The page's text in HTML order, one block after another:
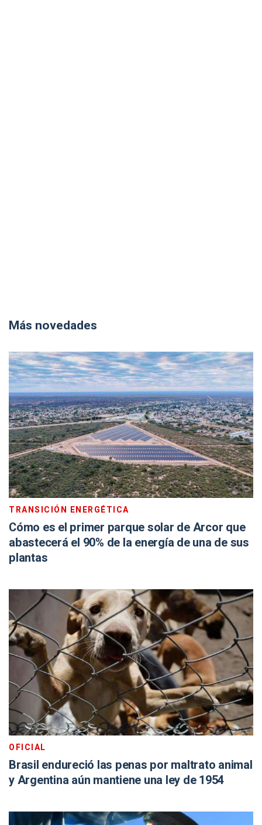
Más novedades
TRANSICIÓN ENERGÉTICA
Cómo es el primer parque solar de Arcor que
abastecerá el 90% de la energía de una de sus
plantas
OFICIAL
Brasil endureció las penas por maltrato animal
y Argentina aún mantiene una ley de 1954